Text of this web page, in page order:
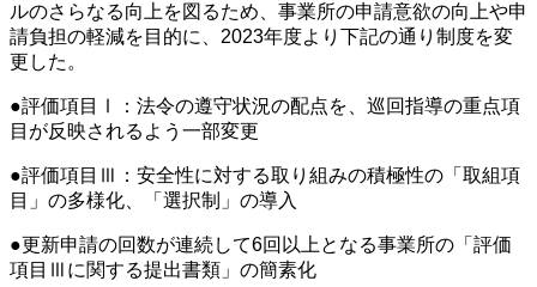
ルのさらなる向上を図るため、事業所の申請意欲の向上や申
請負担の軽減を目的に、2023年度より下記の通り制度を変
更した。
●評価項目Ⅰ：法令の遵守状況の配点を、巡回指導の重点項
目が反映されるよう一部変更
●評価項目Ⅲ：安全性に対する取り組みの積極性の「取組項
目」の多様化、「選択制」の導入
●更新申請の回数が連続して6回以上となる事業所の「評価
項目Ⅲに関する提出書類」の簡素化